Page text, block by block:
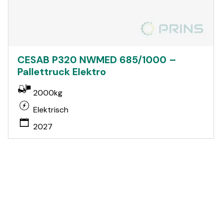
CESAB P320 NWMED 685/1000 –
Pallettruck Elektro
2000kg
Elektrisch
2027